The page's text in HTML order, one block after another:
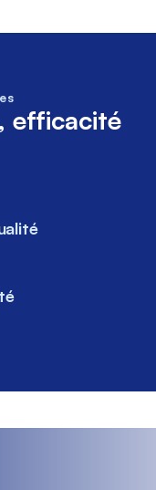
efficacité